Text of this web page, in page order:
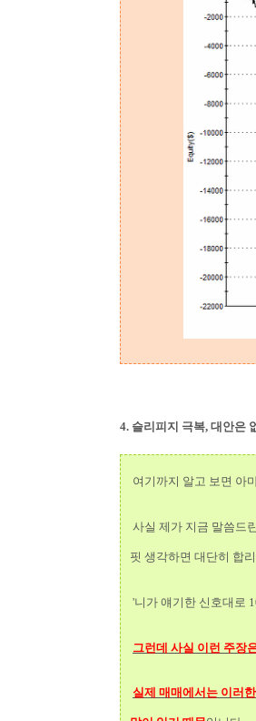
4. 슬리피지 극복, 대안은
여기까지 알고 보면 아
사실 제가 지금 말씀드
핏 생각하면 대단히 합
'니가 얘기한 신호대로
그런데 사실 이런 주장
실제 매매에서는 이러